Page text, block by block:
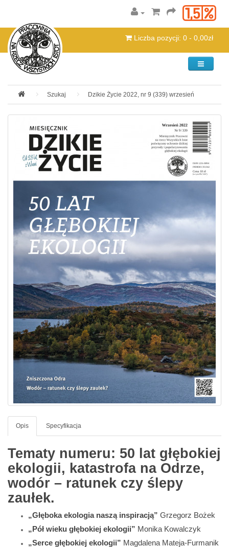
Liczba pozycji: 0 - 0,00zł
Kategorie
Szukaj Dzikie Życie 2022, nr 9 (339) wrzesień
Opis Specyfikacja
Tematy numeru: 50 lat głębokiej
ekologii, katastrofa na Odrze,
wodór – ratunek czy ślepy
zaułek.
„Głęboka ekologia naszą inspiracją” Grzegorz Bożek
„Pół wieku głębokiej ekologii” Monika Kowalczyk
„Serce głębokiej ekologii” Magdalena Mateja-Furmanik